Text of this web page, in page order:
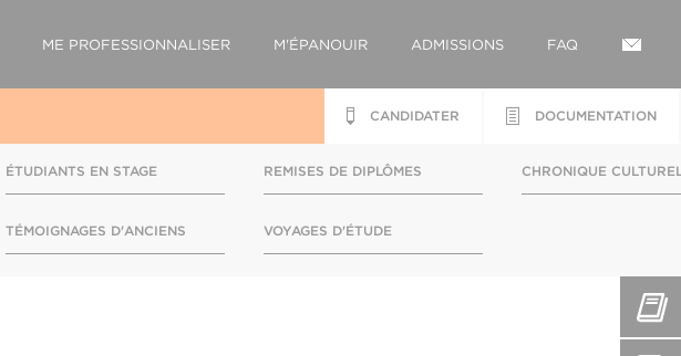
ME PROFESSIONNALISER M'ÉPANOUIR ADMISSIONS FAQ
DOCUMENTATION
CANDIDATER
ÉTUDIANTS EN STAGE
TÉMOIGNAGES D'ANCIENS
REMISES DE DIPLÔMES
VOYAGES D'ÉTUDE
CHRONIQUE